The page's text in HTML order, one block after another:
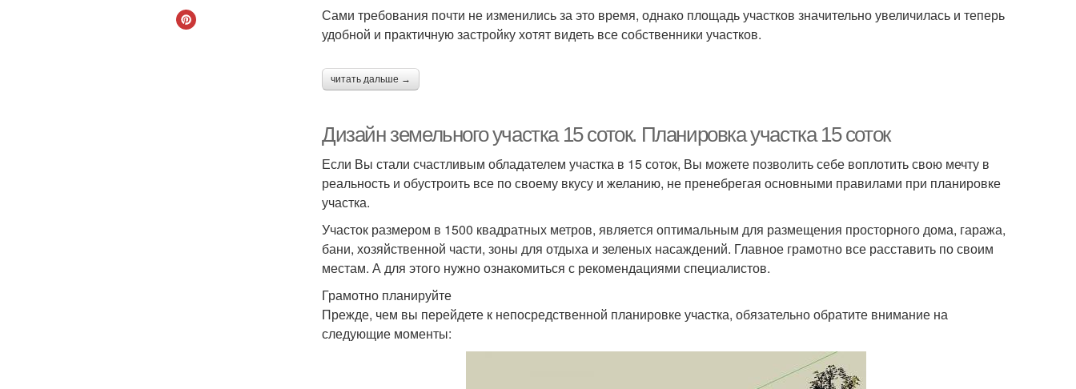
Сами требования почти не изменились за это время, однако площадь участков значительно увеличилась и теперь
удобной и практичную застройку хотят видеть все собственники участков.
читать дальше →
Дизайн земельного участка 15 соток. Планировка участка 15 соток
Если Вы стали счастливым обладателем участка в 15 соток, Вы можете позволить себе воплотить свою мечту в
реальность и обустроить все по своему вкусу и желанию, не пренебрегая основными правилами при планировке
участка.
Участок размером в 1500 квадратных метров, является оптимальным для размещения просторного дома, гаража,
бани, хозяйственной части, зоны для отдыха и зеленых насаждений. Главное грамотно все расставить по своим
местам. А для этого нужно ознакомиться с рекомендациями специалистов.
Грамотно планируйте
Прежде, чем вы перейдете к непосредственной планировке участка, обязательно обратите внимание на
следующие моменты: